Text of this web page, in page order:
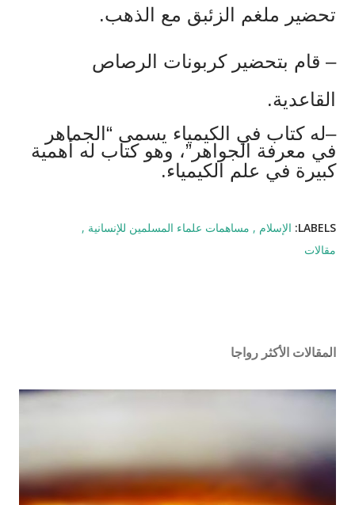
تحضير ملغم الزئبق مع الذهب.
– قام بتحضير كربونات الرصاص
القاعدية.
–له كتاب في الكيمياء يسمى “الجماهر
في معرفة الجواهر”، وهو كتاب له أهمية
كبيرة في علم الكيمياء.
LABELS: الإسلام
مساهمات علماء المسلمين للإنسانية
مقالات
المقالات الأكثر رواجا